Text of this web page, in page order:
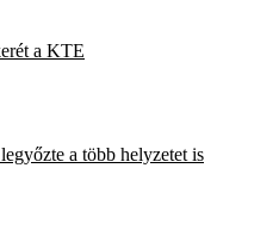
a KTE
a több helyzetet is